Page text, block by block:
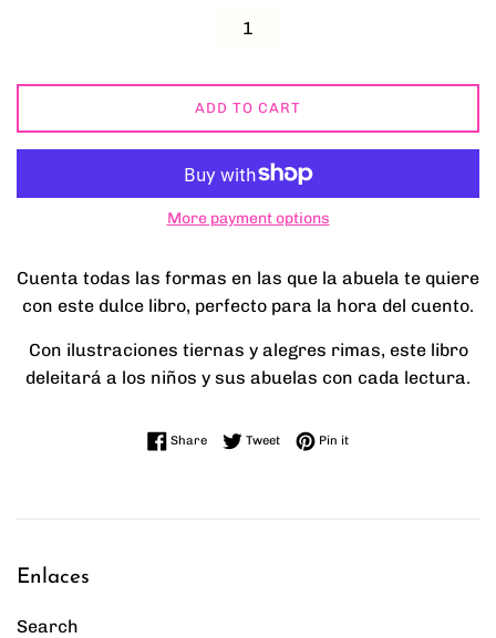
ADD TO CART
More payment options
Cuenta todas las formas en las que la abuela te quiere
con este dulce libro, perfecto para la hora del cuento.
Con ilustraciones tiernas y alegres rimas, este libro
deleitará a los niños y sus abuelas con cada lectura.
ShareShare on Facebook
TweetTweet on Twitter
Pin itPin on Pinterest
Enlaces
Search